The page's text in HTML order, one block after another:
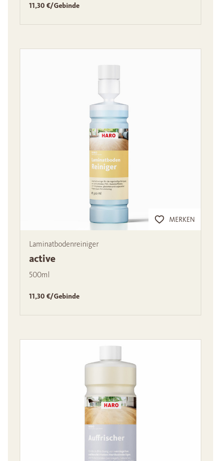
11,30 €/Gebinde
MERKEN
Laminatbodenreiniger
active
500ml
11,30 €/Gebinde